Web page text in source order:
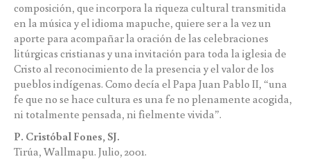
composición, que incorpora la riqueza cultural transmitida
en la música y el idioma mapuche, quiere ser a la vez un
aporte para acompañar la oración de las celebraciones
litúrgicas cristianas y una invitación para toda la iglesia de
Cristo al reconocimiento de la presencia y el valor de los
pueblos indígenas. Como decía el Papa Juan Pablo II, “una
fe que no se hace cultura es una fe no plenamente acogida,
ni totalmente pensada, ni fielmente vivida”.
P. Cristóbal Fones, SJ.
Tirúa, Wallmapu. Julio, 2001.